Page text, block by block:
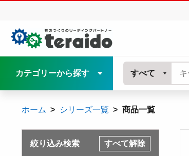
カテゴリーから探す すべて
ホーム シリーズ一覧 商品一覧
絞り込み検索 すべて解除